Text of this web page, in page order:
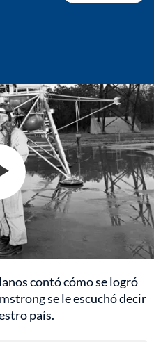
contó cómo se logró
se le escuchó decir
país.